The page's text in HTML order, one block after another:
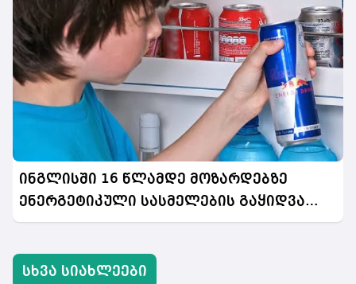
ინგლისში 16 წლამდე მოზარდებზე
ენერგეტიკული სასმელების გაყიდვა
აიკრძალება
სხვა სიახლეები